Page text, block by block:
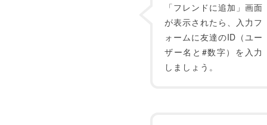
「フレンドに追加」画面
が表示されたら、入力フ
ォームに友達のID（ユー
ザー名と#数字）を入力
しましょう。